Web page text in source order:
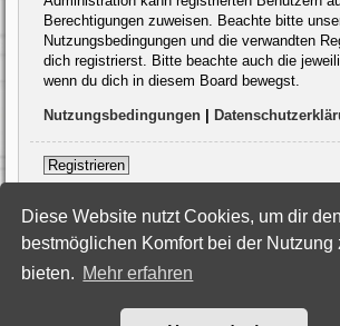
Diese Website nutzt Cookies, um dir den
bestmöglichen Komfort bei der Nutzung
bieten. Mehr erfahren
Berechtigungen zuweisen. Beachte bitte
Nutzungsbedingungen und die verwandten
dich registrierst. Bitte beachte auch die
wenn du dich in diesem Board bewegst.
Nutzungsbedingungen
Registrieren
Foren-Übersicht
Powered byphpBB® Forum Software © phpBB Limited
Style: Black-Silver by Joyce&LunaphpBB-Style-Design